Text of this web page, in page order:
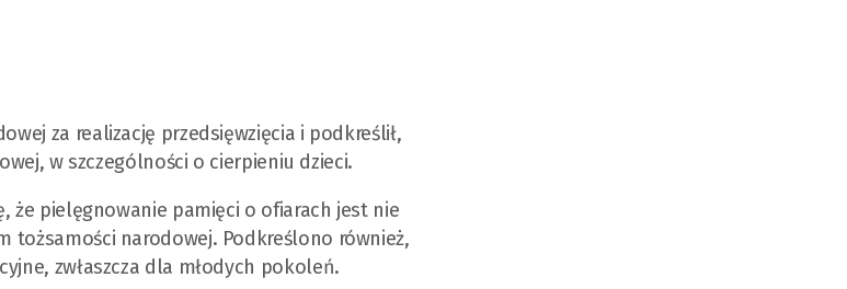
za realizację przedsięwzięcia i podkreślił,
w szczególności o cierpieniu dzieci.
że pielęgnowanie pamięci o ofiarach jest nie
tożsamości narodowej. Podkreślono również,
zwłaszcza dla młodych pokoleń.